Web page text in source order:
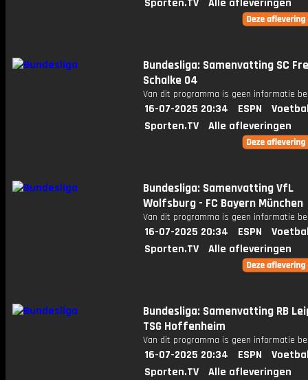
Sporten.TV
Alle afleveringen
Bundesliga: Samenvatting SC
Schalke 04
Van dit programma is geen informatie
16-07-2025 20:34 ESPN
Sporten.TV
Alle afleveringen
Bundesliga: Samenvatting VfL
Wolfsburg - FC Bayern München
Van dit programma is geen informatie
16-07-2025 20:34 ESPN
Sporten.TV
Alle afleveringen
Bundesliga: Samenvatting RB
TSG Hoffenheim
Van dit programma is geen informatie
16-07-2025 20:34 ESPN
Sporten.TV
Alle afleveringen